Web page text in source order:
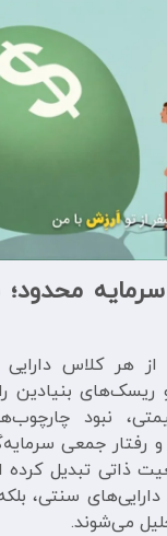
محدود؛
از هر کلاس
و ریسک‌های بنیادین
نبود
رفتار جمعی
ذاتی تبدیل
دارایی‌های سنتی،
می‌شوند.